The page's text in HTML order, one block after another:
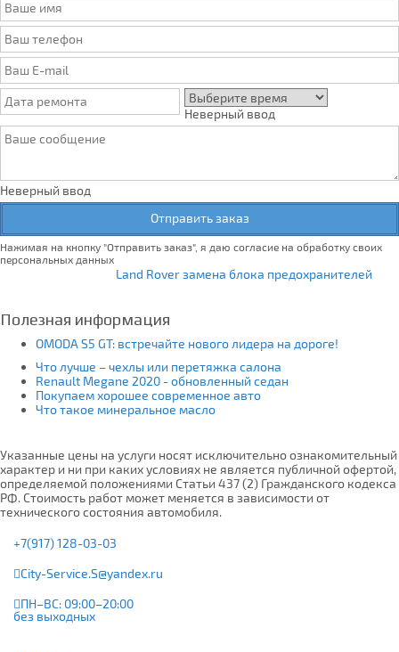
Неверный ввод
Неверный ввод
Отправить заказ
Нажимая на кнопку "Отправить заказ", я даю согласие на обработку своих
персональных данных
Land Rover замена блока предохранителей
Полезная информация
OMODA S5 GT: встречайте нового лидера на дороге!
Что лучше – чехлы или перетяжка салона
Renault Megane 2020 - обновленный седан
Покупаем хорошее современное авто
Что такое минеральное масло
Указанные цены на услуги носят исключительно ознакомительный
характер и ни при каких условиях не является публичной офертой,
определяемой положениями Статьи 437 (2) Гражданского кодекса
РФ. Стоимость работ может меняется в зависимости от
технического состояния автомобиля.
+7(917) 128-03-03
City-Service.S@yandex.ru
ПН–ВС: 09:00–20:00
без выходных